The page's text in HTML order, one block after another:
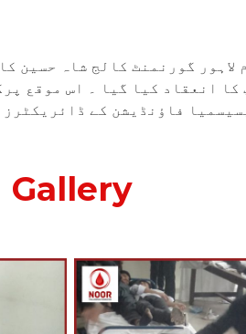
گورنمنٹ کالج شاہ حسین
کا انعقاد کیا گیا ۔ اس موقع
فاؤنڈیشن کے
Gallery